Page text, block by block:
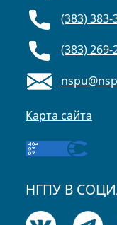
(383)
(383)
Карта сайта
НГПУ В